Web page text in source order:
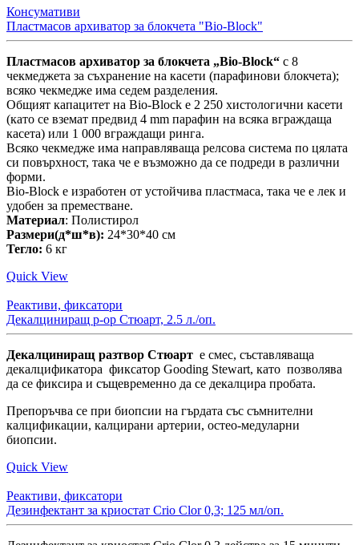
Консумативи
Пластмасов архиватор за блокчета "Bio-Block"
Пластмасов архиватор за блокчета „Bio-Block“ с 8
чекмеджета за съхранение на касети (парафинови блокчета);
всяко чекмедже има седем разделения.
Общият капацитет на Bio-Block е 2 250 хистологични касети
(като се вземат предвид 4 mm парафин на всяка вграждаща
касета) или 1 000 вграждащи ринга.
Всяко чекмедже има направляваща релсова система по цялата
си повърхност, така че е възможно да се подреди в различни
форми.
Bio-Block е изработен от устойчива пластмаса, така че е лек и
удобен за преместване.
Материал: Полистирол
Размери(д*ш*в): 24*30*40 см
Тегло: 6 кг
Quick View
Реактиви, фиксатори
Декалциниращ р-ор Стюарт, 2.5 л./оп.
Декалциниращ разтвор Стюарт е смес, съставляваща
декалцификатора фиксатор Gooding Stewart, като позволява
да се фиксира и същевременно да се декалцира пробата.
Препоръчва се при биопсии на гърдата със съмнителни
калцификации, калцирани артерии, остео-медуларни
биопсии.
Quick View
Реактиви, фиксатори
Дезинфектант за криостат Crio Clor 0,3; 125 мл/оп.